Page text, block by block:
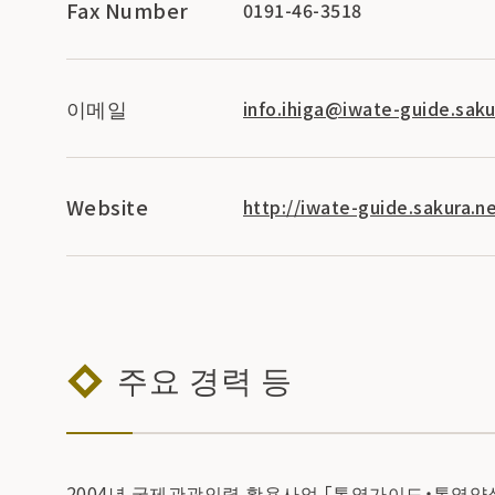
Fax Number 0191-46-3518
이메일 info.ihiga@iwate-
Website http://iwate-
주요 경력 등